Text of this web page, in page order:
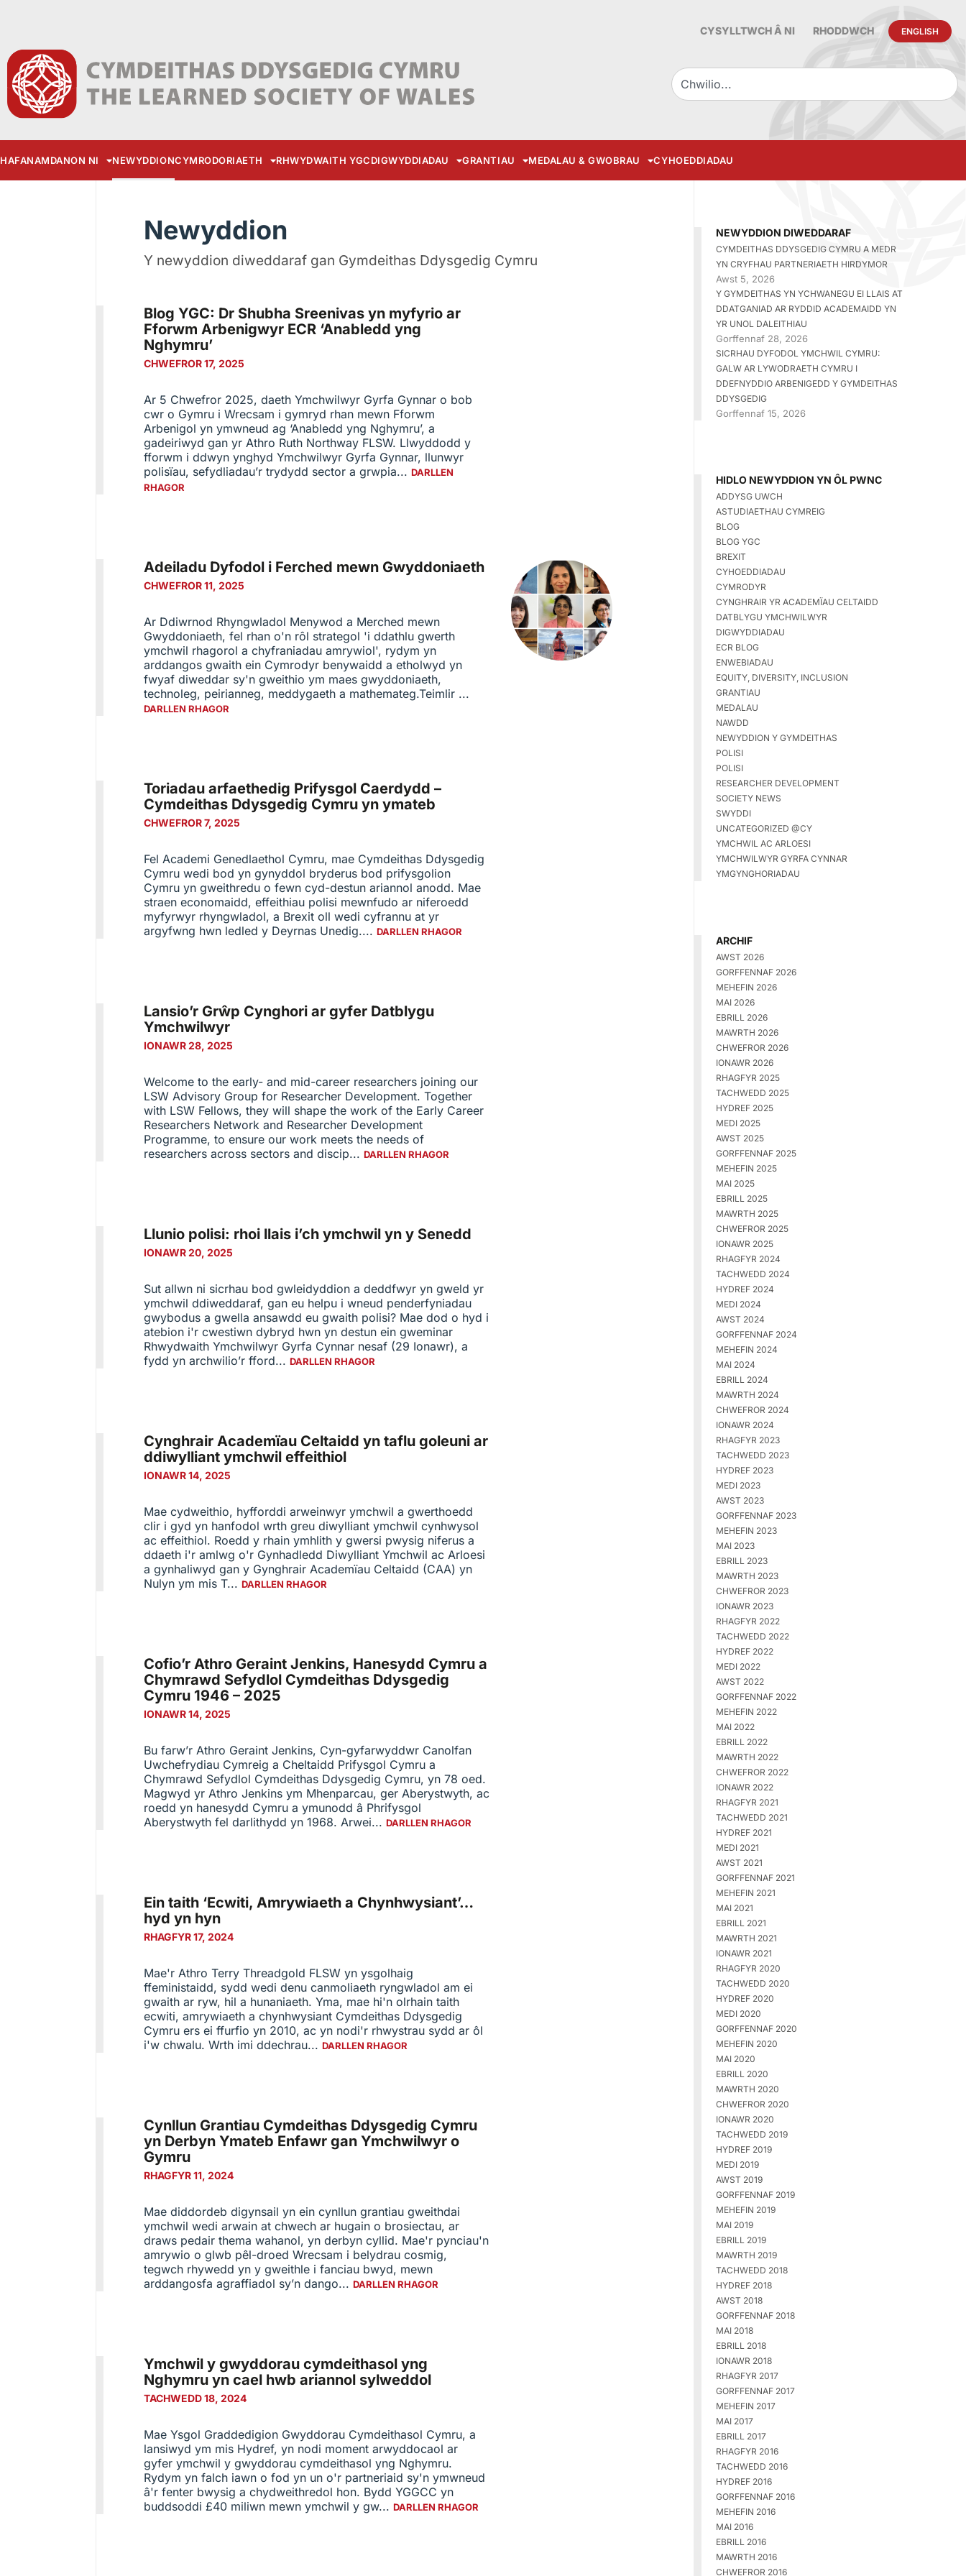
CYSYLLTWCH Â NI RHODDWCH ENGLISH
HAFANAMDANON NI NEWYDDIONCYMRODORIAETH RHWYDWAITH YGCDIGWYDDIADAU GRANTIAU MEDALAU & GWOBRAU CYHOEDDIADAU
Newyddion
Y newyddion diweddaraf gan Gymdeithas Ddysgedig Cymru
Blog YGC: Dr Shubha Sreenivas yn myfyrio ar
Fforwm Arbenigwyr ECR ‘Anabledd yng
Nghymru’
CHWEFROR 17, 2025
Ar 5 Chwefror 2025, daeth Ymchwilwyr Gyrfa Gynnar o bob
cwr o Gymru i Wrecsam i gymryd rhan mewn Fforwm
Arbenigol yn ymwneud ag ‘Anabledd yng Nghymru’, a
gadeiriwyd gan yr Athro Ruth Northway FLSW. Llwyddodd y
fforwm i ddwyn ynghyd Ymchwilwyr Gyrfa Gynnar, llunwyr
polisïau, sefydliadau’r trydydd sector a grwpia... DARLLEN
RHAGOR
Adeiladu Dyfodol i Ferched mewn Gwyddoniaeth
CHWEFROR 11, 2025
Ar Ddiwrnod Rhyngwladol Menywod a Merched mewn
Gwyddoniaeth, fel rhan o'n rôl strategol 'i ddathlu gwerth
ymchwil rhagorol a chyfraniadau amrywiol', rydym yn
arddangos gwaith ein Cymrodyr benywaidd a etholwyd yn
fwyaf diweddar sy'n gweithio ym maes gwyddoniaeth,
technoleg, peirianneg, meddygaeth a mathemateg.Teimlir ...
DARLLEN RHAGOR
Toriadau arfaethedig Prifysgol Caerdydd –
Cymdeithas Ddysgedig Cymru yn ymateb
CHWEFROR 7, 2025
Fel Academi Genedlaethol Cymru, mae Cymdeithas Ddysgedig
Cymru wedi bod yn gynyddol bryderus bod prifysgolion
Cymru yn gweithredu o fewn cyd-destun ariannol anodd. Mae
straen economaidd, effeithiau polisi mewnfudo ar niferoedd
myfyrwyr rhyngwladol, a Brexit oll wedi cyfrannu at yr
argyfwng hwn ledled y Deyrnas Unedig.... DARLLEN RHAGOR
Lansio’r Grŵp Cynghori ar gyfer Datblygu
Ymchwilwyr
IONAWR 28, 2025
Welcome to the early- and mid-career researchers joining our
LSW Advisory Group for Researcher Development. Together
with LSW Fellows, they will shape the work of the Early Career
Researchers Network and Researcher Development
Programme, to ensure our work meets the needs of
researchers across sectors and discip... DARLLEN RHAGOR
Llunio polisi: rhoi llais i’ch ymchwil yn y Senedd
IONAWR 20, 2025
Sut allwn ni sicrhau bod gwleidyddion a deddfwyr yn gweld yr
ymchwil ddiweddaraf, gan eu helpu i wneud penderfyniadau
gwybodus a gwella ansawdd eu gwaith polisi? Mae dod o hyd i
atebion i'r cwestiwn dybryd hwn yn destun ein gweminar
Rhwydwaith Ymchwilwyr Gyrfa Cynnar nesaf (29 Ionawr), a
fydd yn archwilio’r fford... DARLLEN RHAGOR
Cynghrair Academïau Celtaidd yn taflu goleuni ar
ddiwylliant ymchwil effeithiol
IONAWR 14, 2025
Mae cydweithio, hyfforddi arweinwyr ymchwil a gwerthoedd
clir i gyd yn hanfodol wrth greu diwylliant ymchwil cynhwysol
ac effeithiol. Roedd y rhain ymhlith y gwersi pwysig niferus a
ddaeth i'r amlwg o'r Gynhadledd Diwylliant Ymchwil ac Arloesi
a gynhaliwyd gan y Gynghrair Academïau Celtaidd (CAA) yn
Nulyn ym mis T... DARLLEN RHAGOR
Cofio’r Athro Geraint Jenkins, Hanesydd Cymru a
Chymrawd Sefydlol Cymdeithas Ddysgedig
Cymru 1946 – 2025
IONAWR 14, 2025
Bu farw’r Athro Geraint Jenkins, Cyn-gyfarwyddwr Canolfan
Uwchefrydiau Cymreig a Cheltaidd Prifysgol Cymru a
Chymrawd Sefydlol Cymdeithas Ddysgedig Cymru, yn 78 oed.
Magwyd yr Athro Jenkins ym Mhenparcau, ger Aberystwyth, ac
roedd yn hanesydd Cymru a ymunodd â Phrifysgol
Aberystwyth fel darlithydd yn 1968. Arwei... DARLLEN RHAGOR
Ein taith ‘Ecwiti, Amrywiaeth a Chynhwysiant’…
hyd yn hyn
RHAGFYR 17, 2024
Mae'r Athro Terry Threadgold FLSW yn ysgolhaig
ffeministaidd, sydd wedi denu canmoliaeth ryngwladol am ei
gwaith ar ryw, hil a hunaniaeth. Yma, mae hi'n olrhain taith
ecwiti, amrywiaeth a chynhwysiant Cymdeithas Ddysgedig
Cymru ers ei ffurfio yn 2010, ac yn nodi'r rhwystrau sydd ar ôl
i'w chwalu. Wrth imi ddechrau... DARLLEN RHAGOR
Cynllun Grantiau Cymdeithas Ddysgedig Cymru
yn Derbyn Ymateb Enfawr gan Ymchwilwyr o
Gymru
RHAGFYR 11, 2024
Mae diddordeb digynsail yn ein cynllun grantiau gweithdai
ymchwil wedi arwain at chwech ar hugain o brosiectau, ar
draws pedair thema wahanol, yn derbyn cyllid. Mae'r pynciau'n
amrywio o glwb pêl-droed Wrecsam i belydrau cosmig,
tegwch rhywedd yn y gweithle i fanciau bwyd, mewn
arddangosfa agraffiadol sy’n dango... DARLLEN RHAGOR
Ymchwil y gwyddorau cymdeithasol yng
Nghymru yn cael hwb ariannol sylweddol
TACHWEDD 18, 2024
Mae Ysgol Graddedigion Gwyddorau Cymdeithasol Cymru, a
lansiwyd ym mis Hydref, yn nodi moment arwyddocaol ar
gyfer ymchwil y gwyddorau cymdeithasol yng Nghymru.
Rydym yn falch iawn o fod yn un o'r partneriaid sy'n ymwneud
â'r fenter bwysig a chydweithredol hon. Bydd YGGCC yn
buddsoddi £40 miliwn mewn ymchwil y gw... DARLLEN RHAGOR
NEWYDDION DIWEDDARAF
CYMDEITHAS DDYSGEDIG CYMRU A MEDR
YN CRYFHAU PARTNERIAETH HIRDYMOR
Awst 5, 2026
Y GYMDEITHAS YN YCHWANEGU EI LLAIS AT
DDATGANIAD AR RYDDID ACADEMAIDD YN
YR UNOL DALEITHIAU
Gorffennaf 28, 2026
SICRHAU DYFODOL YMCHWIL CYMRU:
GALW AR LYWODRAETH CYMRU I
DDEFNYDDIO ARBENIGEDD Y GYMDEITHAS
DDYSGEDIG
Gorffennaf 15, 2026
HIDLO NEWYDDION YN ÔL PWNC
ADDYSG UWCH
ASTUDIAETHAU CYMREIG
BLOG
BLOG YGC
BREXIT
CYHOEDDIADAU
CYMRODYR
CYNGHRAIR YR ACADEMÏAU CELTAIDD
DATBLYGU YMCHWILWYR
DIGWYDDIADAU
ECR BLOG
ENWEBIADAU
EQUITY, DIVERSITY, INCLUSION
GRANTIAU
MEDALAU
NAWDD
NEWYDDION Y GYMDEITHAS
POLISI
POLISI
RESEARCHER DEVELOPMENT
SOCIETY NEWS
SWYDDI
UNCATEGORIZED @CY
YMCHWIL AC ARLOESI
YMCHWILWYR GYRFA CYNNAR
YMGYNGHORIADAU
ARCHIF
AWST 2026
GORFFENNAF 2026
MEHEFIN 2026
MAI 2026
EBRILL 2026
MAWRTH 2026
CHWEFROR 2026
IONAWR 2026
RHAGFYR 2025
TACHWEDD 2025
HYDREF 2025
MEDI 2025
AWST 2025
GORFFENNAF 2025
MEHEFIN 2025
MAI 2025
EBRILL 2025
MAWRTH 2025
CHWEFROR 2025
IONAWR 2025
RHAGFYR 2024
TACHWEDD 2024
HYDREF 2024
MEDI 2024
AWST 2024
GORFFENNAF 2024
MEHEFIN 2024
MAI 2024
EBRILL 2024
MAWRTH 2024
CHWEFROR 2024
IONAWR 2024
RHAGFYR 2023
TACHWEDD 2023
HYDREF 2023
MEDI 2023
AWST 2023
GORFFENNAF 2023
MEHEFIN 2023
MAI 2023
EBRILL 2023
MAWRTH 2023
CHWEFROR 2023
IONAWR 2023
RHAGFYR 2022
TACHWEDD 2022
HYDREF 2022
MEDI 2022
AWST 2022
GORFFENNAF 2022
MEHEFIN 2022
MAI 2022
EBRILL 2022
MAWRTH 2022
CHWEFROR 2022
IONAWR 2022
RHAGFYR 2021
TACHWEDD 2021
HYDREF 2021
MEDI 2021
AWST 2021
GORFFENNAF 2021
MEHEFIN 2021
MAI 2021
EBRILL 2021
MAWRTH 2021
IONAWR 2021
RHAGFYR 2020
TACHWEDD 2020
HYDREF 2020
MEDI 2020
GORFFENNAF 2020
MEHEFIN 2020
MAI 2020
EBRILL 2020
MAWRTH 2020
CHWEFROR 2020
IONAWR 2020
TACHWEDD 2019
HYDREF 2019
MEDI 2019
AWST 2019
GORFFENNAF 2019
MEHEFIN 2019
MAI 2019
EBRILL 2019
MAWRTH 2019
TACHWEDD 2018
HYDREF 2018
AWST 2018
GORFFENNAF 2018
MAI 2018
EBRILL 2018
IONAWR 2018
RHAGFYR 2017
GORFFENNAF 2017
MEHEFIN 2017
MAI 2017
EBRILL 2017
RHAGFYR 2016
TACHWEDD 2016
HYDREF 2016
GORFFENNAF 2016
MEHEFIN 2016
MAI 2016
EBRILL 2016
MAWRTH 2016
CHWEFROR 2016